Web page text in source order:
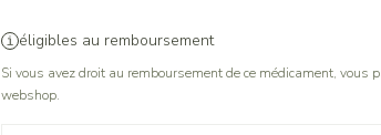
éligibles au remboursement
Si vous avez droit au remboursement de ce médicament,
webshop.